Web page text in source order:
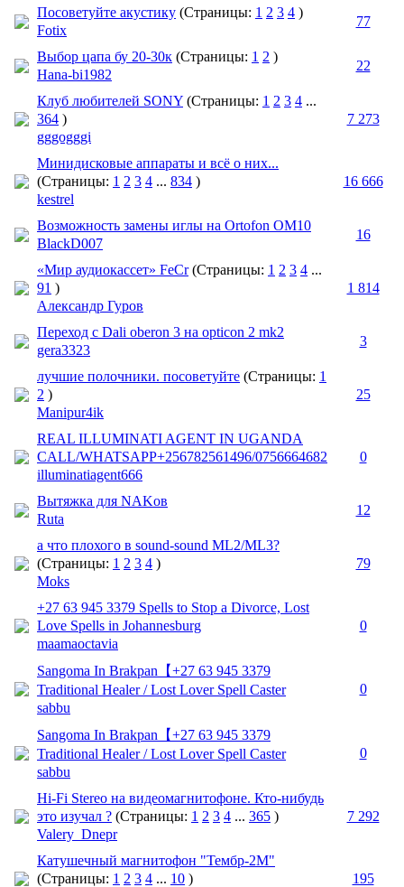
Посоветуйте акустику (Страницы: 1 2 3 4 )
Fotix
77
Выбор цапа бу 20-30к (Страницы: 1 2 )
Hana-bi1982
22
Клуб любителей SONY (Страницы: 1 2 3 4 ...
364 )
gggogggi
7 273
Минидисковые аппараты и всё о них...
(Страницы: 1 2 3 4 ... 834 )
kestrel
16 666
Возможность замены иглы на Ortofon OM10
BlackD007
16
«Мир аудиокассет» FeCr (Страницы: 1 2 3 4 ...
91 )
Александр Гуров
1 814
Переход с Dali oberon 3 на opticon 2 mk2
gera3323
3
лучшие полочники. посоветуйте (Страницы: 1
2 )
Manipur4ik
25
REAL ILLUMINATI AGENT IN UGANDA
CALL/WHATSAPP+256782561496/0756664682
illuminatiagent666
0
Вытяжка для NAKов
Ruta
12
а что плохого в sound-sound ML2/ML3?
(Страницы: 1 2 3 4 )
Moks
79
+27 63 945 3379 Spells to Stop a Divorce, Lost
Love Spells in Johannesburg
maamaoctavia
0
Sangoma In Brakpan【 +27 63 945 3379
Traditional Healer / Lost Lover Spell Caster
sabbu
0
Sangoma In Brakpan【 +27 63 945 3379
Traditional Healer / Lost Lover Spell Caster
sabbu
0
Hi-Fi Stereo на видеомагнитофоне. Кто-нибудь
это изучал ? (Страницы: 1 2 3 4 ... 365 )
Valery_Dnepr
7 292
Катушечный магнитофон "Тембр-2М"
(Страницы: 1 2 3 4 ... 10 )
195